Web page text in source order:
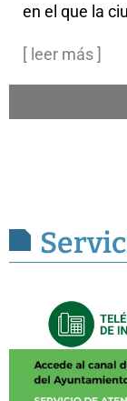
en el que la
[ leer más ]